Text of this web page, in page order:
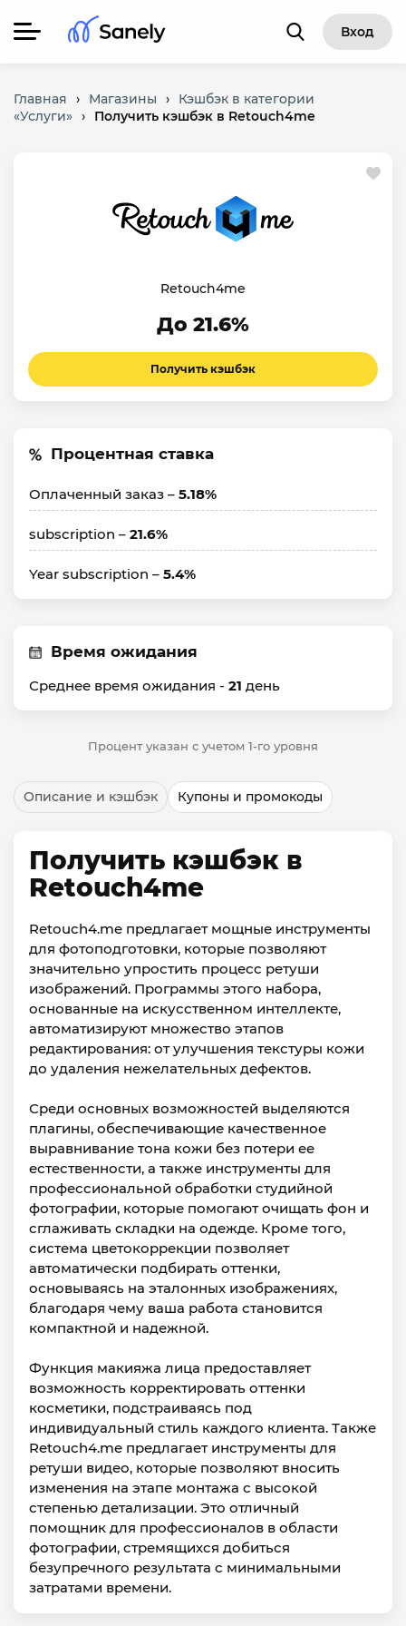
Вход
Главная › Магазины ›
Кэшбэк в категории
«Услуги» › Получить кэшбэк в Retouch4me
Retouch4me
До 21.6%
Получить кэшбэк
Процентная ставка
Оплаченный заказ – 5.18%
subscription – 21.6%
Year subscription – 5.4%
Время ожидания
Среднее время ожидания - 21 день
Процент указан с учетом 1-го уровня
Описание и кэшбэк Купоны и промокоды
Получить кэшбэк в
Retouch4me
Retouch4.me предлагает мощные инструменты
для фотоподготовки, которые позволяют
значительно упростить процесс ретуши
изображений. Программы этого набора,
основанные на искусственном интеллекте,
автоматизируют множество этапов
редактирования: от улучшения текстуры кожи
до удаления нежелательных дефектов.
Среди основных возможностей выделяются
плагины, обеспечивающие качественное
выравнивание тона кожи без потери ее
естественности, а также инструменты для
профессиональной обработки студийной
фотографии, которые помогают очищать фон и
сглаживать складки на одежде. Кроме того,
система цветокоррекции позволяет
автоматически подбирать оттенки,
основываясь на эталонных изображениях,
благодаря чему ваша работа становится
компактной и надежной.
Функция макияжа лица предоставляет
возможность корректировать оттенки
косметики, подстраиваясь под
индивидуальный стиль каждого клиента. Также
Retouch4.me предлагает инструменты для
ретуши видео, которые позволяют вносить
изменения на этапе монтажа с высокой
степенью детализации. Это отличный
помощник для профессионалов в области
фотографии, стремящихся добиться
безупречного результата с минимальными
затратами времени.